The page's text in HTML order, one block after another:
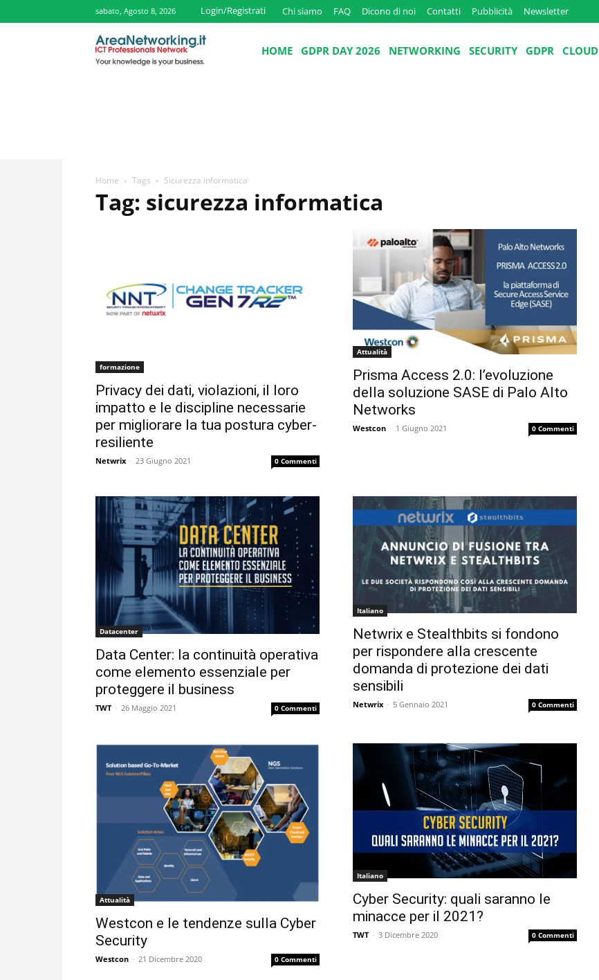
sabato, Agosto 8, 2026 Login/Registrati Chi siamo FAQ Dicono di noi Contatti Pubblicità Newsletter
HOME GDPR DAY 2026 NETWORKING SECURITY GDPR CLOUD
Home Tags Sicurezza informatica
Tag: sicurezza informatica
formazione
Privacy dei dati, violazioni, il loro
impatto e le discipline necessarie
per migliorare la tua postura cyber-
resiliente
Netwrix - 23 Giugno 2021 0 Commenti
Attualità
Prisma Access 2.0: l’evoluzione
della soluzione SASE di Palo Alto
Networks
Westcon - 1 Giugno 2021 0 Commenti
Datacenter
Data Center: la continuità operativa
come elemento essenziale per
proteggere il business
TWT - 26 Maggio 2021 0 Commenti
Italiano
Netwrix e Stealthbits si fondono
per rispondere alla crescente
domanda di protezione dei dati
sensibili
Netwrix - 5 Gennaio 2021 0 Commenti
Attualità
Westcon e le tendenze sulla Cyber
Security
Westcon - 21 Dicembre 2020 0 Commenti
Italiano
Cyber Security: quali saranno le
minacce per il 2021?
TWT - 3 Dicembre 2020 0 Commenti